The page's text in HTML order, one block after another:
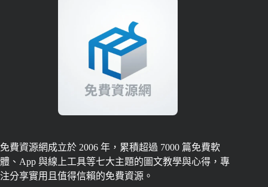
免費資源網成立於 2006 年，累積超過 7000 篇免費軟
體、App 與線上工具等七大主題的圖文教學與心得，專
注分享實用且值得信賴的免費資源。